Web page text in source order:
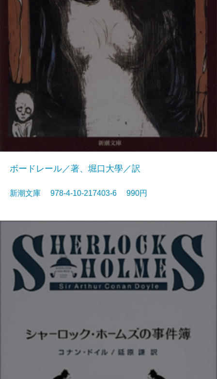
ボードレール／著、堀口大學／訳
新潮文庫 978-4-10-217403-6 990円